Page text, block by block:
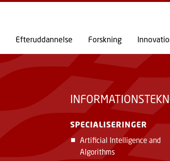
GÅ TIL
Efteruddannelse Forskning
SPECIALISERINGER
Artificial Intelligence and
Algorithms